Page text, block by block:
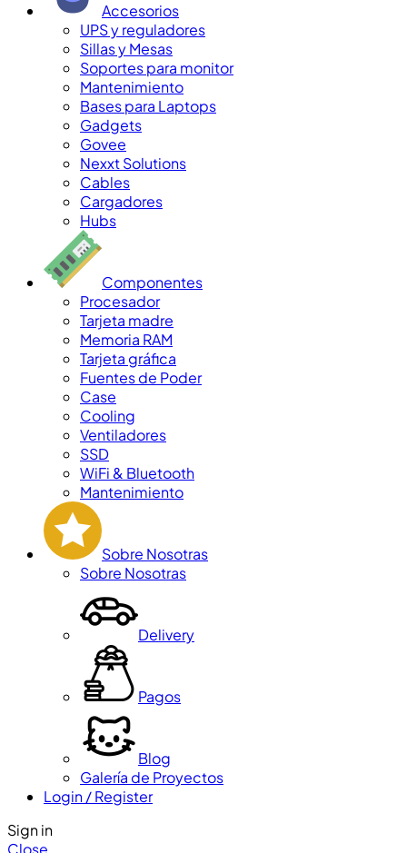
Accesorios
UPS y reguladores
Sillas y Mesas
Soportes para monitor
Mantenimiento
Bases para Laptops
Gadgets
Govee
Nexxt Solutions
Cables
Cargadores
Hubs
Componentes
Procesador
Tarjeta madre
Memoria RAM
Tarjeta gráfica
Fuentes de Poder
Case
Cooling
Ventiladores
SSD
WiFi & Bluetooth
Mantenimiento
Sobre Nosotras
Sobre Nosotras
Delivery
Pagos
Blog
Galería de Proyectos
Login / Register
Sign in